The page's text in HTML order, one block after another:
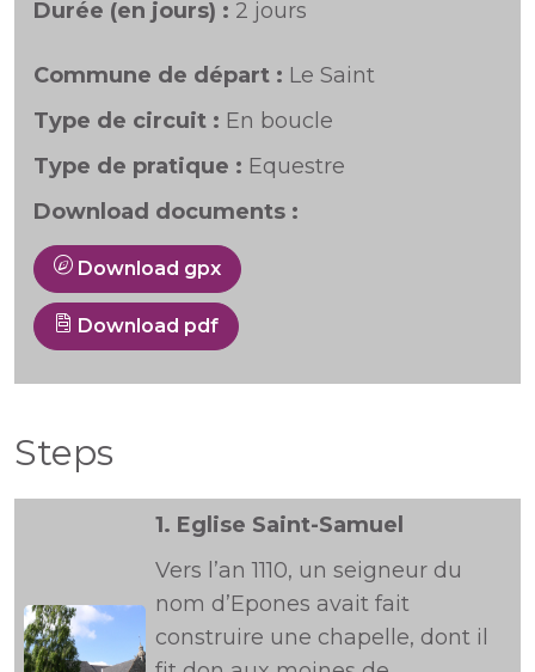
Durée (en jours) : 2 jours
Commune de départ : Le Saint
Type de circuit : En boucle
Type de pratique : Equestre
Download documents :
Download gpx
Download pdf
Steps
1. Eglise Saint-Samuel
Vers l’an 1110, un seigneur du
nom d’Epones avait fait
construire une chapelle, dont il